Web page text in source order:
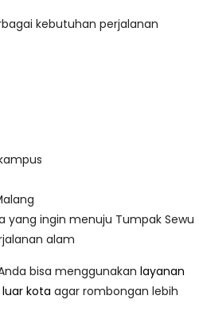
kebutuhan perjalanan
yang ingin menuju Tumpak Sewu
alam
bisa menggunakanlayanan
kota agar rombongan lebih